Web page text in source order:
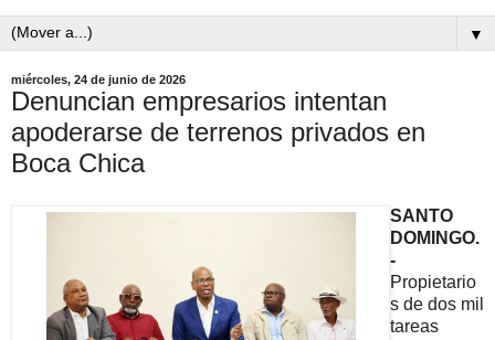
▼
miércoles, 24 de junio de 2026
Denuncian empresarios intentan
apoderarse de terrenos privados en
Boca Chica
SANTO
DOMINGO.
-
Propietario
s de dos mil
tareas